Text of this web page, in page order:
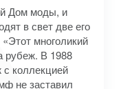
Дом моды, и
в свет две его
многоликий
рубеж. В 1988
коллекцией
не заставил